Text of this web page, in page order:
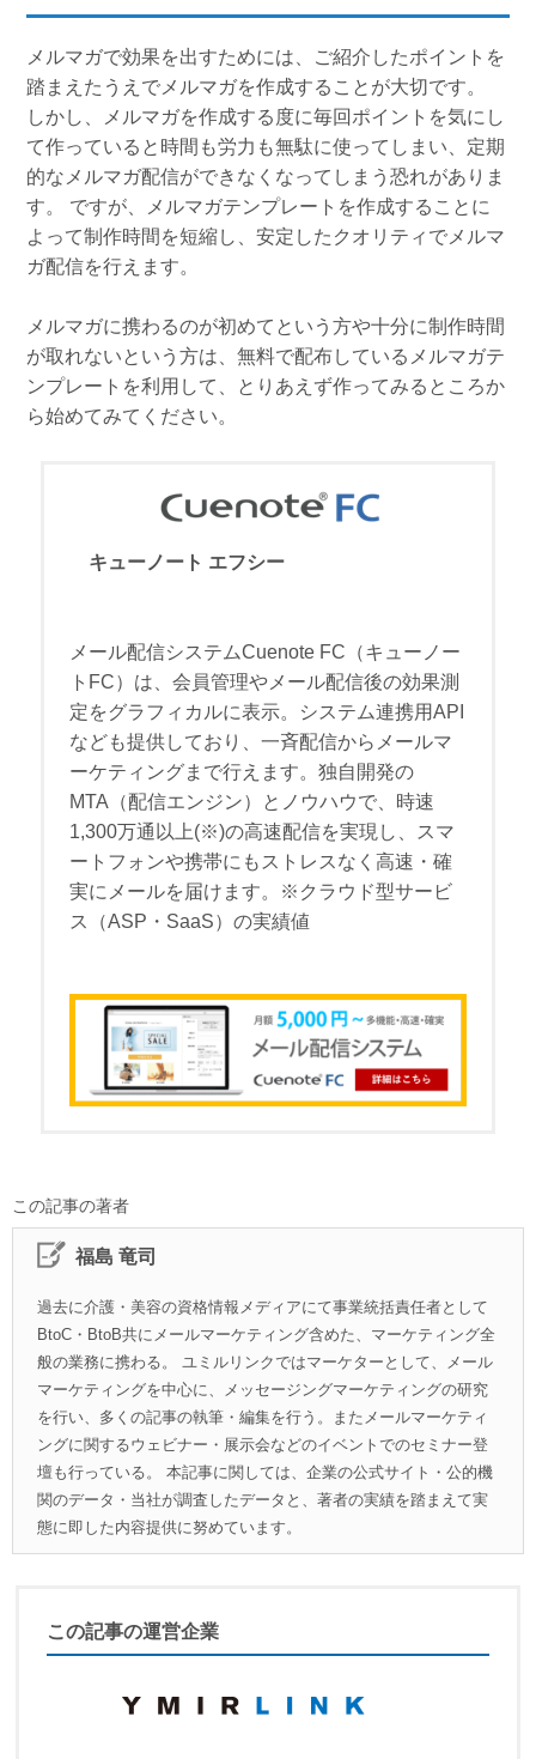
メルマガで効果を出すためには、ご紹介したポイントを
踏まえたうえでメルマガを作成することが大切です。
しかし、メルマガを作成する度に毎回ポイントを気にし
て作っていると時間も労力も無駄に使ってしまい、定期
的なメルマガ配信ができなくなってしまう恐れがありま
す。 ですが、メルマガテンプレートを作成することに
よって制作時間を短縮し、安定したクオリティでメルマ
ガ配信を行えます。
メルマガに携わるのが初めてという方や十分に制作時間
が取れないという方は、無料で配布しているメルマガテ
ンプレートを利用して、とりあえず作ってみるところか
ら始めてみてください。
キューノート エフシー
メール配信システムCuenote FC（キューノー
トFC）は、会員管理やメール配信後の効果測
定をグラフィカルに表示。システム連携用API
なども提供しており、一斉配信からメールマ
ーケティングまで行えます。独自開発の
MTA（配信エンジン）とノウハウで、時速
1,300万通以上(※)の高速配信を実現し、スマ
ートフォンや携帯にもストレスなく高速・確
実にメールを届けます。※クラウド型サービ
ス（ASP・SaaS）の実績値
この記事の著者
福島 竜司
過去に介護・美容の資格情報メディアにて事業統括責任者として
BtoC・BtoB共にメールマーケティング含めた、マーケティング全
般の業務に携わる。 ユミルリンクではマーケターとして、メール
マーケティングを中心に、メッセージングマーケティングの研究
を行い、多くの記事の執筆・編集を行う。またメールマーケティ
ングに関するウェビナー・展示会などのイベントでのセミナー登
壇も行っている。 本記事に関しては、企業の公式サイト・公的機
関のデータ・当社が調査したデータと、著者の実績を踏まえて実
態に即した内容提供に努めています。
この記事の運営企業